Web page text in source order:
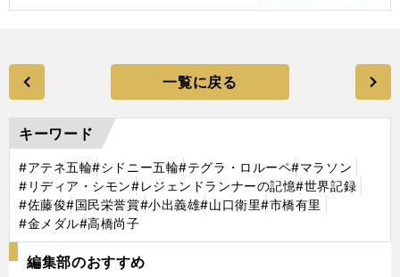
一覧に戻る
キーワード
#アテネ五輪#シドニー五輪#テグラ・ロルーペ#マラソン
#リディア・シモン#レジェンドランナーの記憶#世界記録
#佐藤俊#国民栄誉賞#小出義雄#山口衛里#市橋有里
#金メダル#高橋尚子
編集部のおすすめ